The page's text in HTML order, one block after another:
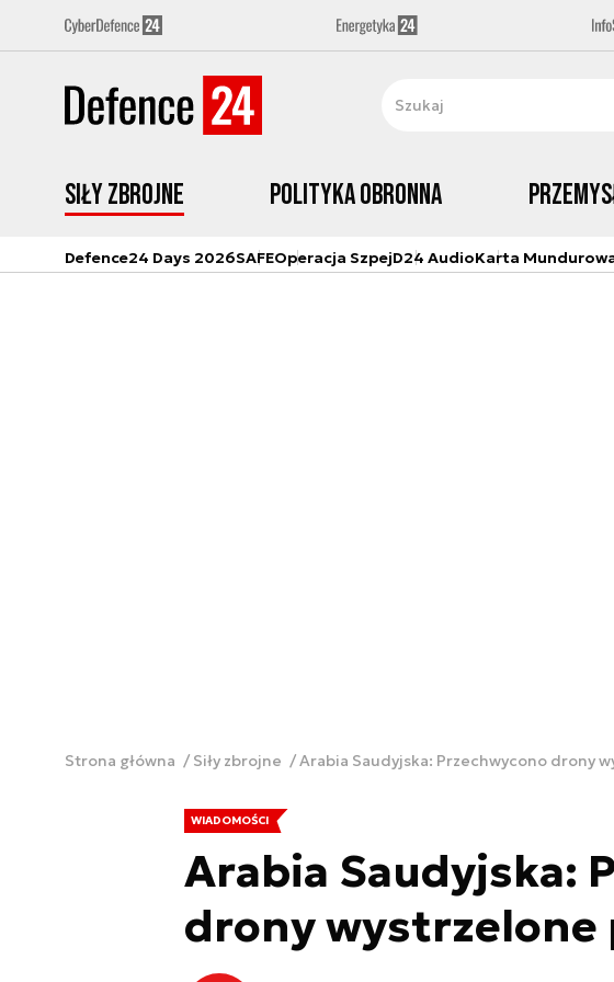
Siły zbrojne Polityka obronna
Defence24 Days 2026SAFEOperacja SzpejD24 AudioKarta
Strona główna Siły zbrojne Arabia Saudyjska: Przechwycono drony
WIADOMOŚCI
Arabia Saudyjska:
drony wystrzelone